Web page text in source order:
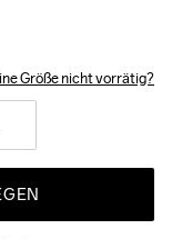
Größe nicht vorrätig?